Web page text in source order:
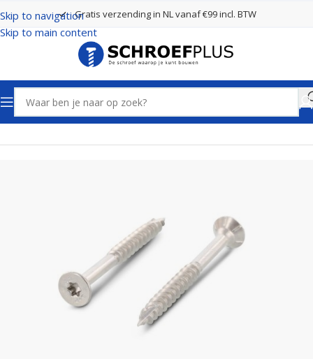
Skip to navigation
Skip to main content
Gratis verzending in NL vanaf €99 incl. BTW
Home Schroeven RVS Schroeven